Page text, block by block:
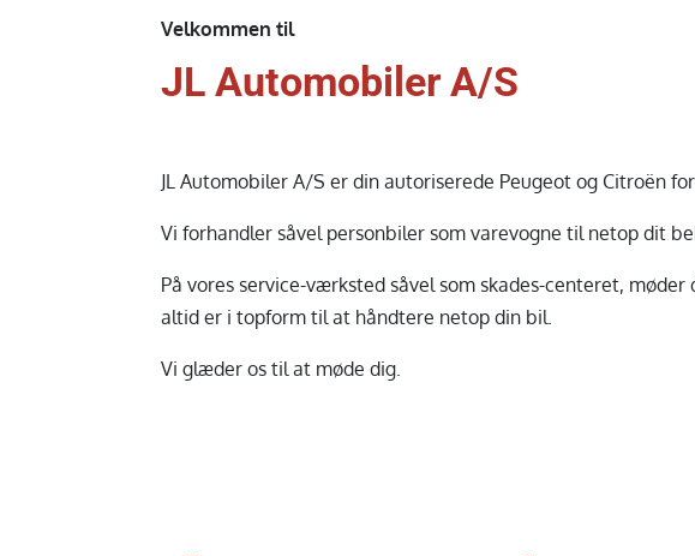
Velkommen til
JL Automobiler A/S
JL Automobiler A/S er din autoriserede Peugeot og Citroën
Vi forhandler såvel personbiler som varevogne til netop dit
På vores service-værksted såvel som skades-centeret,
altid er i topform til at håndtere netop din bil.
Vi glæder os til at møde dig.